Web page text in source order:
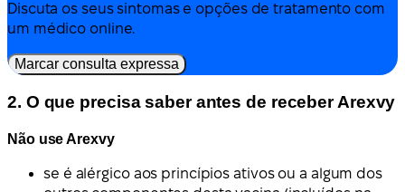
Discuta os seus sintomas e opções de tratamento com
um médico online.
Marcar consulta expressa
2. O que precisa saber antes de receber Arexvy
Não use Arexvy
se é alérgico aos princípios ativos ou a algum dos